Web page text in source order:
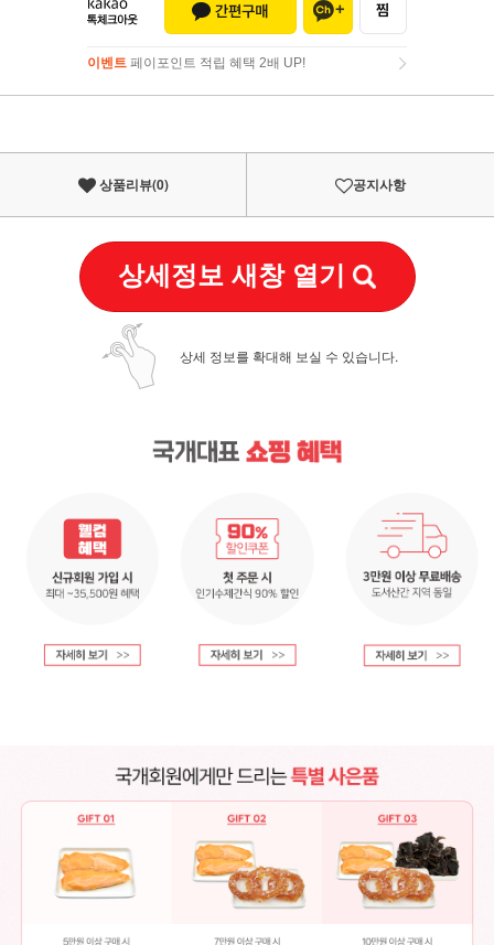
이벤트 페이포인트 적립 혜택 2배 UP!
상품리뷰(0) 공지사항
상세정보 새창 열기
상세 정보를 확대해 보실 수 있습니다.